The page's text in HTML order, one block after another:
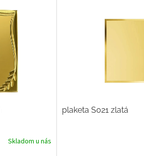
Skladom u nás
plaketa S021 zlatá